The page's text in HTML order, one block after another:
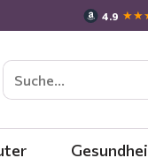
4.9